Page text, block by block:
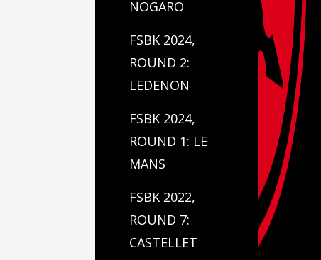
NOGARO
FSBK 2024,
ROUND 2:
LEDENON
FSBK 2024,
ROUND 1: LE
MANS
FSBK 2022,
ROUND 7:
CASTELLET